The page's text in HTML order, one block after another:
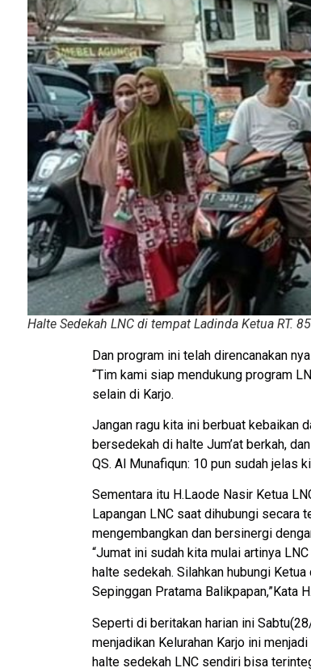
Halte Sedekah LNC di tempat Ladinda Ketua RT.
Dan program ini telah direncanakan
“Tim kami siap mendukung program
selain di Karjo.
Jangan ragu kita ini berbuat kebaikan
bersedekah di halte Jum’at berkah,
QS. Al Munafiqun: 10 pun sudah jelas
Sementara itu H.Laode Nasir Ketua
Lapangan LNC saat dihubungi secara
mengembangkan dan bersinergi
“Jumat ini sudah kita mulai artinya
halte sedekah. Silahkan hubungi
Sepinggan Pratama Balikpapan,”Kata
Seperti di beritakan harian ini
menjadikan Kelurahan Karjo ini
halte sedekah LNC sendiri bisa